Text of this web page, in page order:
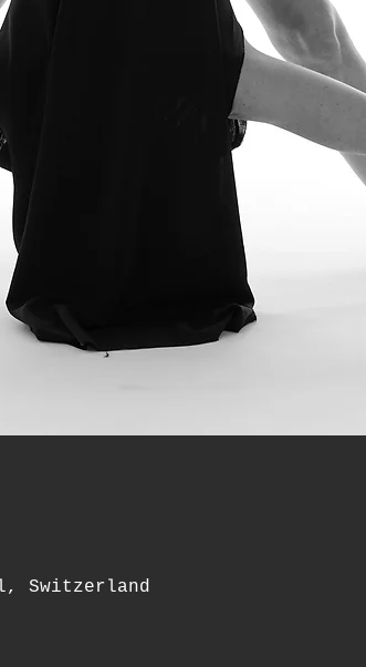
Switzerland